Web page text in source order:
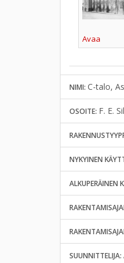
Avaa
NIMI: C-talo,
OSOITE: F. E.
NYKYINEN
ALKUPERÄINEN
SUUNNITTELIJA: